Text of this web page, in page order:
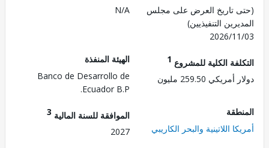
تاريخ العرض على مجلس
التنفيذيين)
2026/
N/A
الكلية للمشروع1
259.50 مليون
الهيئة المنفذة
Banco de Desarrollo de
Ecuador B.P.
اللاتينية والبحر الكاريبي
الموافقة للسنة المالية3
2027